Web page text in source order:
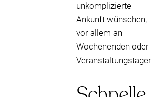
unkomplizierte
Ankunft wünschen,
vor allem an
Wochenenden oder